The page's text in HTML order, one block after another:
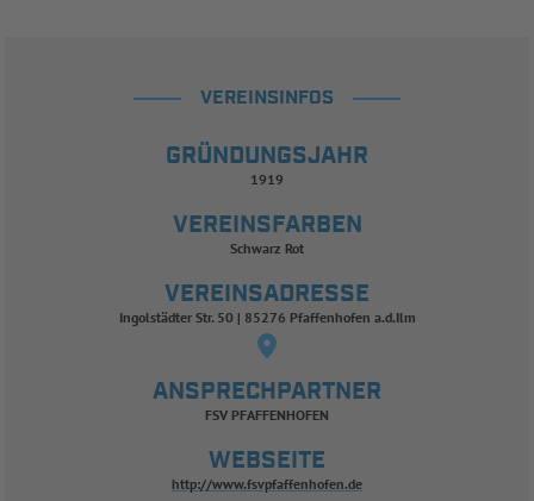
VEREINSINFOS
GRÜNDUNGSJAHR
1919
VEREINSFARBEN
Schwarz Rot
VEREINSADRESSE
Ingolstädter Str. 50 | 85276 Pfaffenhofen a.d.Ilm
ANSPRECHPARTNER
FSV PFAFFENHOFEN
WEBSEITE
http://www.fsvpfaffenhofen.de